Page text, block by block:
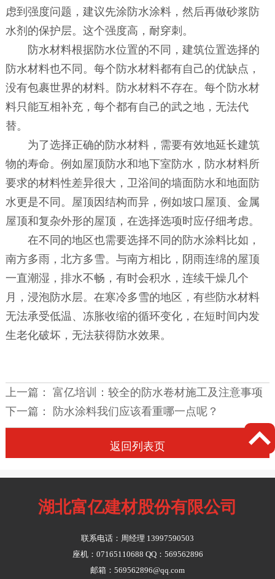
虑到强度问题，建议先涂防水涂料，然后再做砂浆防
水剂的保护层。这个强度高，耐穿刺。
防水材料根据防水位置的不同，建筑位置选择的
防水材料也不同。每个防水材料都有自己的优缺点，
没有包裹世界的材料。防水材料不存在。每个防水材
料只能互相补充，每个都有自己的武之地，无法代
替。
为了选择正确的防水材料，需要有效地延长建筑
物的寿命。例如屋顶防水和地下室防水，防水材料所
要求的材料性差异很大，卫浴间的墙面防水和地面防
水更是不同。屋顶因结构而异，例如坡口屋顶、金属
屋顶和复杂外形的屋顶，在选择选项时应仔细考虑。
在不同的地区也需要选择不同的防水涂料比如，
南方多雨，北方多雪。与南方相比，阴雨连绵的屋顶
一直潮湿，排水不畅，有时会积水，连续干燥几个
月，浸泡防水层。在寒冷多雪的地区，有些防水材料
无法承受低温、冻胀收缩的循环变化，在短时间内发
生老化破坏，无法获得防水效果。
上一篇： 富亿培训：较全的防水卷材施工及注意事项
下一篇：
防水涂料我们应该看重哪一点呢？
返回列表页
湖北富亿建材股份有限公司
联系电话：周经理 13997590503
座机：07165110688 QQ：569562896
邮箱：569562896@qq.com
